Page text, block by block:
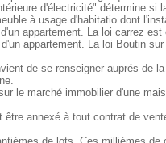
d'électricité" détermine
à usage d'habitatio dont
appartement. La loi carrez
appartement. La loi Boutin
de se renseigner auprés de
le marché immobilier d'une
annexé à tout contrat de